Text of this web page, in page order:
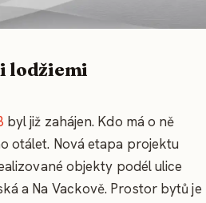
lodžiemi
byl již zahájen. Kdo má o ně
otálet. Nová etapa projektu
objekty podél ulice
a Na Vackově. Prostor bytů je